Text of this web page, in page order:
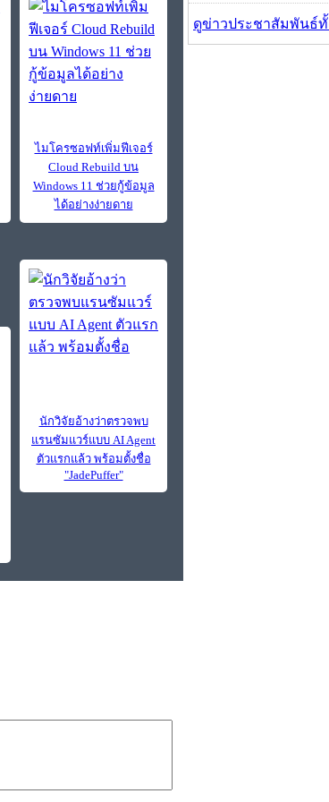
ไมโครซอฟท์เพิ่มฟีเจอร์
Cloud Rebuild บน
Windows 11 ช่วยกู้ข้อมูล
ได้อย่างง่ายดาย
นักวิจัยอ้างว่าตรวจพบ
แรนซัมแวร์แบบ AI Agent
ตัวแรกแล้ว พร้อมตั้งชื่อ
"JadePuffer"
ดูข่าวประชาสัมพันธ์